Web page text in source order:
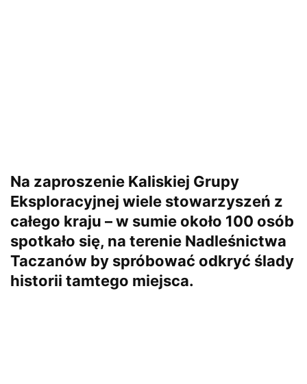
Na zaproszenie Kaliskiej Grupy
Eksploracyjnej wiele stowarzyszeń z
całego kraju – w sumie około 100 osób
spotkało się, na terenie Nadleśnictwa
Taczanów by spróbować odkryć ślady
historii tamtego miejsca.